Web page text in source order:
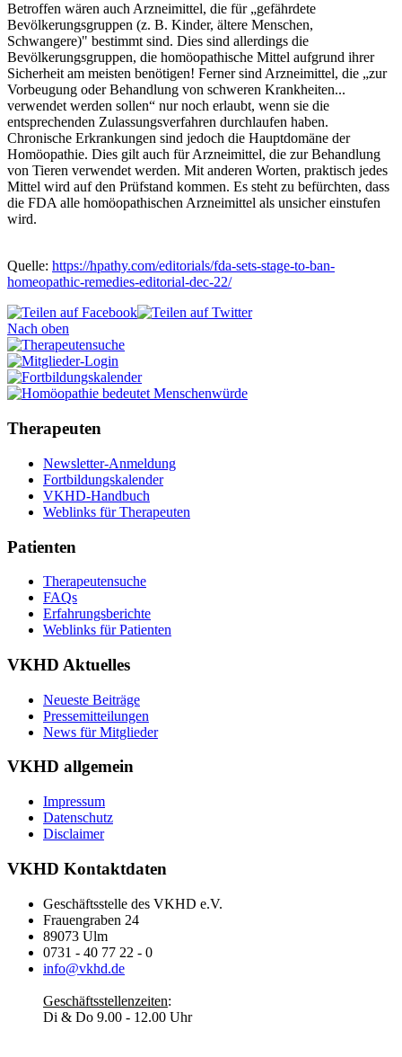
Betroffen wären auch Arzneimittel, die für „gefährdete
Bevölkerungsgruppen (z. B. Kinder, ältere Menschen,
Schwangere)" bestimmt sind. Dies sind allerdings die
Bevölkerungsgruppen, die homöopathische Mittel aufgrund ihrer
Sicherheit am meisten benötigen! Ferner sind Arzneimittel, die „zur
Vorbeugung oder Behandlung von schweren Krankheiten...
verwendet werden sollen“ nur noch erlaubt, wenn sie die
entsprechenden Zulassungsverfahren durchlaufen haben.
Chronische Erkrankungen sind jedoch die Hauptdomäne der
Homöopathie. Dies gilt auch für Arzneimittel, die zur Behandlung
von Tieren verwendet werden. Mit anderen Worten, praktisch jedes
Mittel wird auf den Prüfstand kommen. Es steht zu befürchten, dass
die FDA alle homöopathischen Arzneimittel als unsicher einstufen
wird.
Quelle: https://hpathy.com/editorials/fda-sets-stage-to-ban-
homeopathic-remedies-editorial-dec-22/
Nach oben
Therapeuten
Newsletter-Anmeldung
Fortbildungskalender
VKHD-Handbuch
Weblinks für Therapeuten
Patienten
Therapeutensuche
FAQs
Erfahrungsberichte
Weblinks für Patienten
VKHD Aktuelles
Neueste Beiträge
Pressemitteilungen
News für Mitglieder
VKHD allgemein
Impressum
Datenschutz
Disclaimer
VKHD Kontaktdaten
Geschäftsstelle des VKHD e.V.
Frauengraben 24
89073 Ulm
0731 - 40 77 22 - 0
info@vkhd.de
Geschäftsstellenzeiten:
Di & Do 9.00 - 12.00 Uhr